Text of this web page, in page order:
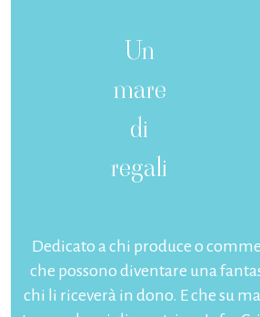
Un
mare
di
regali
Dedicato a chi produce o
che possono diventare una
chi li riceverà in dono. E che su